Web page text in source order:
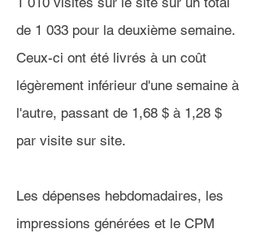
de 1 033 pour la deuxième semaine.
Ceux-ci ont été livrés à un coût
légèrement inférieur d'une semaine à
l'autre, passant de 1,68 $ à 1,28 $
par visite sur site.
Les dépenses hebdomadaires, les
impressions générées et le CPM